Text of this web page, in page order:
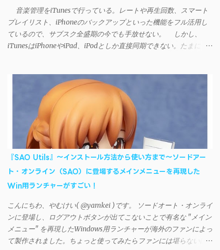
音楽管理をiTunesで行っている。レートや再生回数、スマート
プレイリスト、iPhoneのバックアップといった機能をフル活用し
ているので、サブスク全盛期の今でも手放せない。 しかし、
iTunesはiPhoneやiPad、iPodとしか直接同期できない。たまに
ドパーティー製のアプリを PC と Androidデバイス それぞれにイン
ストールすれば、Wi-Fiや USB接続 を通じて同期できるようにな
る。私も 2012年頃にAndroidウォークマン を使い始めた頃から便
利に活用させてもらっていたのだが、2023年現在はiSyncrを使っ
て同期ができないという声を多数見かけるようになった。 具体
的には、PC側のiSyncrアプリで設定したパスワードをAndroidアプ
リに入力しようとすると、入力したパスワードが保存されず、い
つまでたっても再度入力を促されるというもの。 この不具合を
回避するには、次の手順が有効だ。 Androidデバイスの言語を英語
に設定する （念のため）再起動する iSyncrでパスワードを入力す
すれば完了 一度この手順を施せば、言語設定は日本語に戻して
もOKだ。これでWi-Fiを使った同期機能が使えるようになる。USB
接続による同期については、アプリに根本的な不具合が発生して
おり、現時点で使えないようだ。諦めよう。 今回の不具合につ
『SAO Utils』～インストール方法から使い方まで～ソードアー
ト・オンライン（SAO）に登場するメインメニューを再現した
Win用ランチャーがすごい！
こんにちわ、やむけい( @yamkei )です。 ソードオート・オンライ
ンに登場し、ログアウトボタンが出てこないことで有名な "メイン
メニュー" を再現したWindows用ランチャーが海外のファンによっ
て製作されました。ちょっと使ってみたらファンには堪らないほ